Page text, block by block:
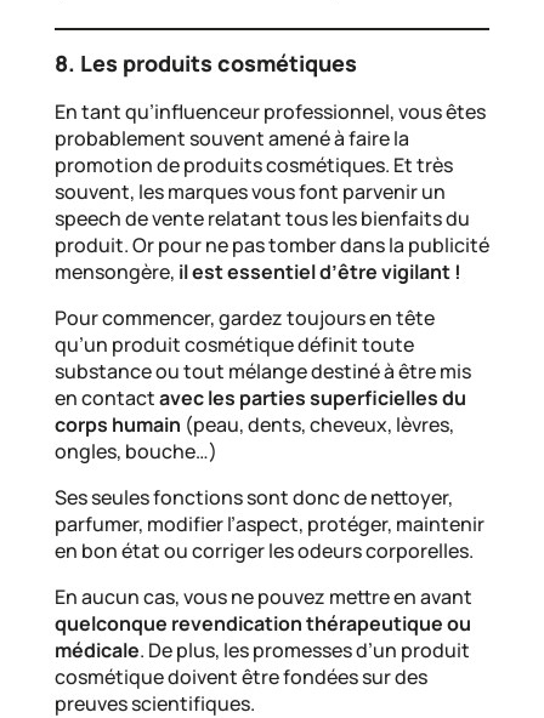
8. Les produits cosmétiques
En tant qu’influenceur professionnel, vous êtes
probablement souvent amené à faire la
promotion de produits cosmétiques. Et très
souvent, les marques vous font parvenir un
speech de vente relatant tous les bienfaits du
produit. Or pour ne pas tomber dans la publicité
mensongère, il est essentiel d’être vigilant !
Pour commencer, gardez toujours en tête
qu’un produit cosmétique définit toute
substance ou tout mélange destiné à être mis
en contactavec les parties superficielles du
corps humain (peau, dents, cheveux, lèvres,
ongles, bouche…)
Ses seules fonctions sont donc de nettoyer,
parfumer, modifier l’aspect, protéger, maintenir
en bon état ou corriger les odeurs corporelles.
En aucun cas, vous ne pouvez mettre en avant
quelconque revendication thérapeutique ou
médicale. De plus, les promesses d’un produit
cosmétique doivent être fondées sur des
preuves scientifiques.